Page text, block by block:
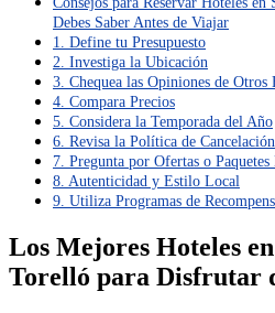
Debes Saber Antes de Viajar
1. Define tu Presupuesto
2. Investiga la Ubicación
3. Chequea las Opiniones de Otros
4. Compara Precios
5. Considera la Temporada del Año
6. Revisa la Política de Cancelación
7. Pregunta por Ofertas o Paquetes
8. Autenticidad y Estilo Local
9. Utiliza Programas de
Los Mejores Hoteles
Torelló para Disfrutar